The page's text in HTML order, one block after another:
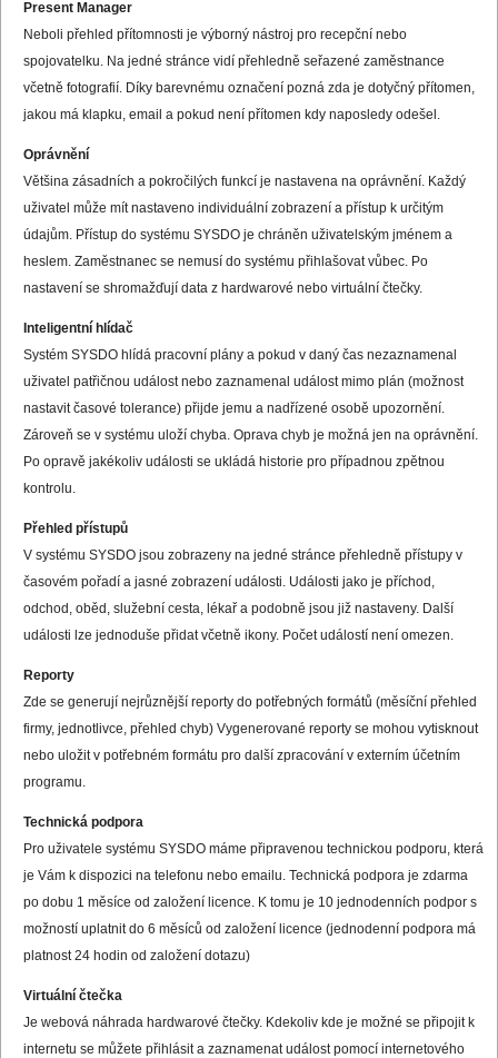
Present Manager
Neboli přehled přítomnosti je výborný nástroj pro recepční nebo
spojovatelku. Na jedné stránce vidí přehledně seřazené zaměstnance
včetně fotografií. Díky barevnému označení pozná zda je dotyčný přítomen,
jakou má klapku, email a pokud není přítomen kdy naposledy odešel.
Oprávnění
Většina zásadních a pokročilých funkcí je nastavena na oprávnění. Každý
uživatel může mít nastaveno individuální zobrazení a přístup k určitým
údajům. Přístup do systému SYSDO je chráněn uživatelským jménem a
heslem. Zaměstnanec se nemusí do systému přihlašovat vůbec. Po
nastavení se shromažďují data z hardwarové nebo virtuální čtečky.
Inteligentní hlídač
Systém SYSDO hlídá pracovní plány a pokud v daný čas nezaznamenal
uživatel patřičnou událost nebo zaznamenal událost mimo plán (možnost
nastavit časové tolerance) přijde jemu a nadřízené osobě upozornění.
Zároveň se v systému uloží chyba. Oprava chyb je možná jen na oprávnění.
Po opravě jakékoliv události se ukládá historie pro případnou zpětnou
kontrolu.
Přehled přístupů
V systému SYSDO jsou zobrazeny na jedné stránce přehledně přístupy v
časovém pořadí a jasné zobrazení události. Události jako je příchod,
odchod, oběd, služební cesta, lékař a podobně jsou již nastaveny. Další
události lze jednoduše přidat včetně ikony. Počet událostí není omezen.
Reporty
Zde se generují nejrůznější reporty do potřebných formátů (měsíční přehled
firmy, jednotlivce, přehled chyb) Vygenerované reporty se mohou vytisknout
nebo uložit v potřebném formátu pro další zpracování v externím účetním
programu.
Technická podpora
Pro uživatele systému SYSDO máme připravenou technickou podporu, která
je Vám k dispozici na telefonu nebo emailu. Technická podpora je zdarma
po dobu 1 měsíce od založení licence. K tomu je 10 jednodenních podpor s
možností uplatnit do 6 měsíců od založení licence (jednodenní podpora má
platnost 24 hodin od založení dotazu)
Virtuální čtečka
Je webová náhrada hardwarové čtečky. Kdekoliv kde je možné se připojit k
internetu se můžete přihlásit a zaznamenat událost pomocí internetového